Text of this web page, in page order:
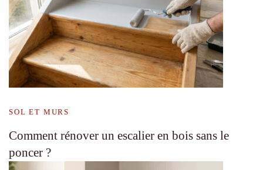
SOL ET MURS
Comment rénover un escalier en bois sans le
poncer ?